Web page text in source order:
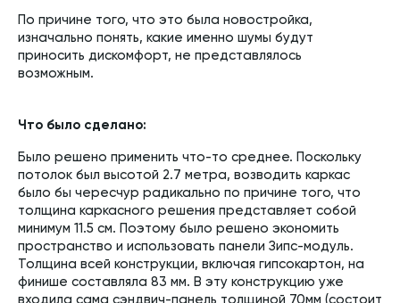
По причине того, что это была новостройка,
изначально понять, какие именно шумы будут
приносить дискомфорт, не представлялось
возможным.
Что было сделано:
Было решено применить что-то среднее. Поскольку
потолок был высотой 2.7 метра, возводить каркас
было бы чересчур радикально по причине того, что
толщина каркасного решения представляет собой
минимум 11.5 см. Поэтому было решено экономить
пространство и использовать панели Зипс-модуль.
Толщина всей конструкции, включая гипсокартон, на
финише составляла 83 мм. В эту конструкцию уже
входила сама сэндвич-панель толщиной 70мм (состоит